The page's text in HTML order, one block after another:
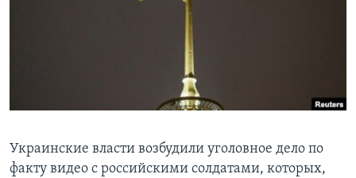
Языки
Украинские власти возбудили уголовное дело по
факту видео с российскими солдатами, которых,